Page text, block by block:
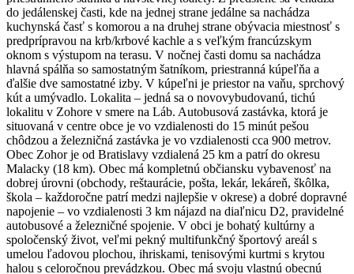
do jedálenskej časti, kde na jednej strane jedálne sa nachádza
kuchynská časť s komorou a na druhej strane obývacia miestnosť s
predprípravou na krb/krbové kachle a s veľkým francúzskym
oknom s výstupom na terasu. V nočnej časti domu sa nachádza
hlavná spálňa so samostatným šatníkom, priestranná kúpeľňa a
ďalšie dve samostatné izby. V kúpeľni je priestor na vaňu, sprchový
kút a umývadlo. Lokalita – jedná sa o novovybudovanú, tichú
lokalitu v Zohore v smere na Láb. Autobusová zastávka, ktorá je
situovaná v centre obce je vo vzdialenosti do 15 minút pešou
chôdzou a železničná zastávka je vo vzdialenosti cca 900 metrov.
Obec Zohor je od Bratislavy vzdialená 25 km a patrí do okresu
Malacky (18 km). Obec má kompletnú občiansku vybavenosť na
dobrej úrovni (obchody, reštaurácie, pošta, lekár, lekáreň, škôlka,
škola – každoročne patrí medzi najlepšie v okrese) a dobré dopravné
napojenie – vo vzdialenosti 3 km nájazd na diaľnicu D2, pravidelné
autobusové a železničné spojenie. V obci je bohatý kultúrny a
spoločenský život, veľmi pekný multifunkčný športový areál s
umelou ľadovou plochou, ihriskami, tenisovými kurtmi s krytou
halou s celoročnou prevádzkou. Obec má svoju vlastnú obecnú